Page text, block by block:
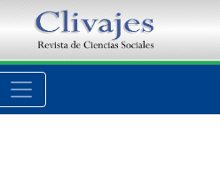
(2021). Sentidos de lo